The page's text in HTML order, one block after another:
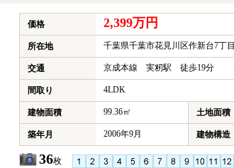
価格 2,399万円
所在地 千葉県千葉市花見川区作新台7丁目
交通 京成本線 実籾駅 徒歩19分
間取り 4LDK
建物面積 99.36㎡ 土地面積
築年月 2006年9月 建物構造
36枚